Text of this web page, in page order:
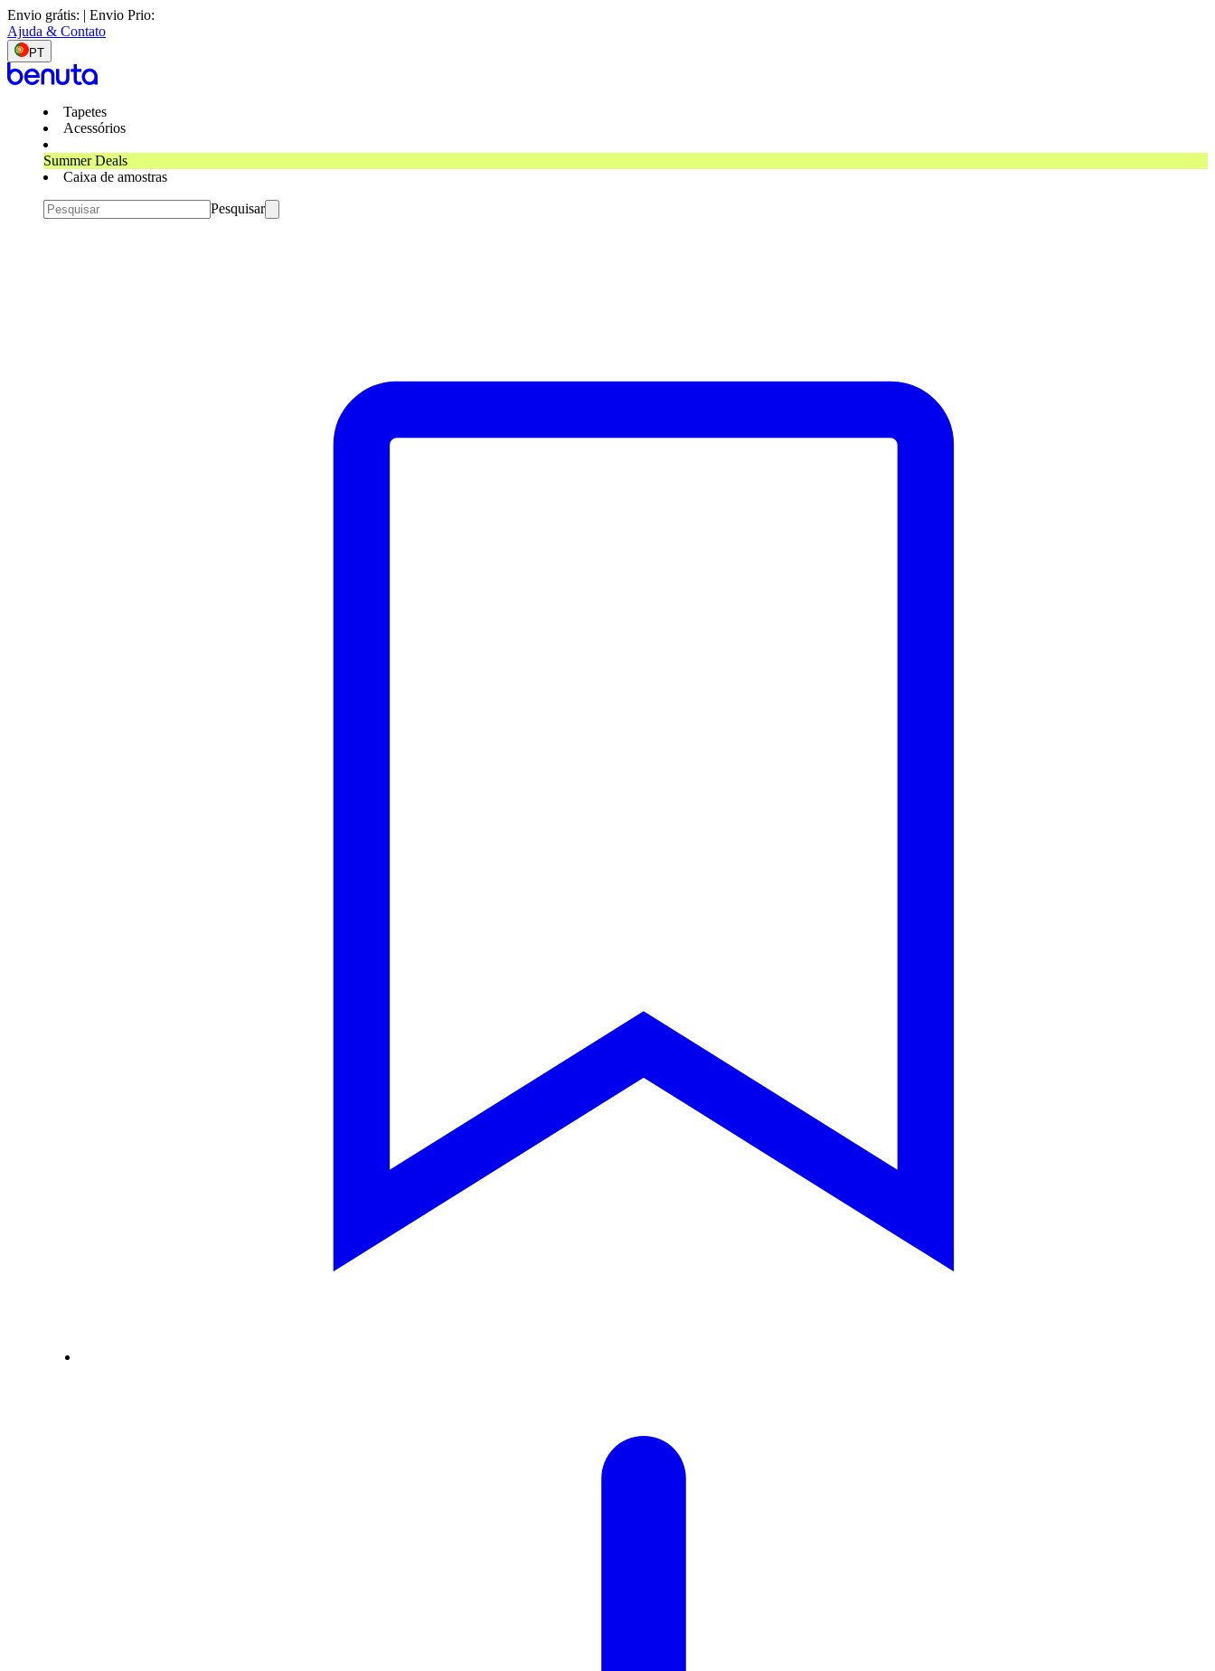
Envio grátis: | Envio Prio:
Ajuda & Contato
PT
Tapetes
Acessórios
Summer Deals
Caixa de amostras
Pesquisar